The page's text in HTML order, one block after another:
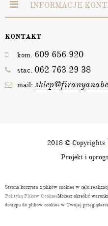
INFORMACJE
KONTAKT
kom. 609 656 920
stac. 062 763 29 38
mail:
2018 © Copyrights
Projekt i
Strona korzysta z plików cookies w celu
Polityką Plików CookiesMożesz określić
dostępu do plików cookies w Twojej